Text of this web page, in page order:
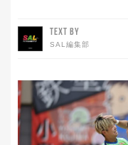
TEXT BY
SAL編集部